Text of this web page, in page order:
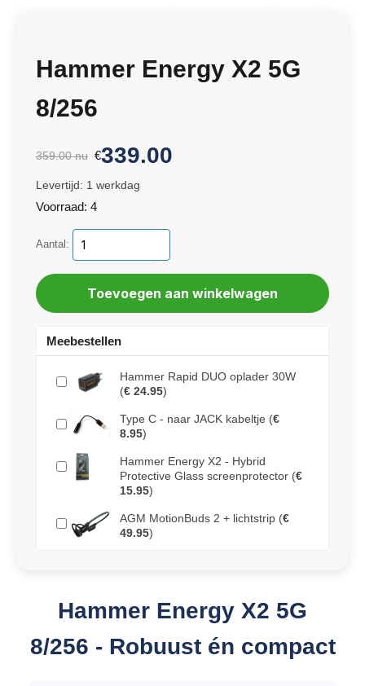
Hammer Energy X2 5G
8/256
359.00nu €339.00
Levertijd: 1 werkdag
Voorraad: 4
Aantal:
Meebestellen
Hammer Rapid DUO oplader 30W
(€ 24.95)
Type C - naar JACK kabeltje (€
8.95)
Hammer Energy X2 - Hybrid
Protective Glass screenprotector (€
15.95)
AGM MotionBuds 2 + lichtstrip (€
49.95)
Hammer Energy X2 5G
8/256 - Robuust én compact